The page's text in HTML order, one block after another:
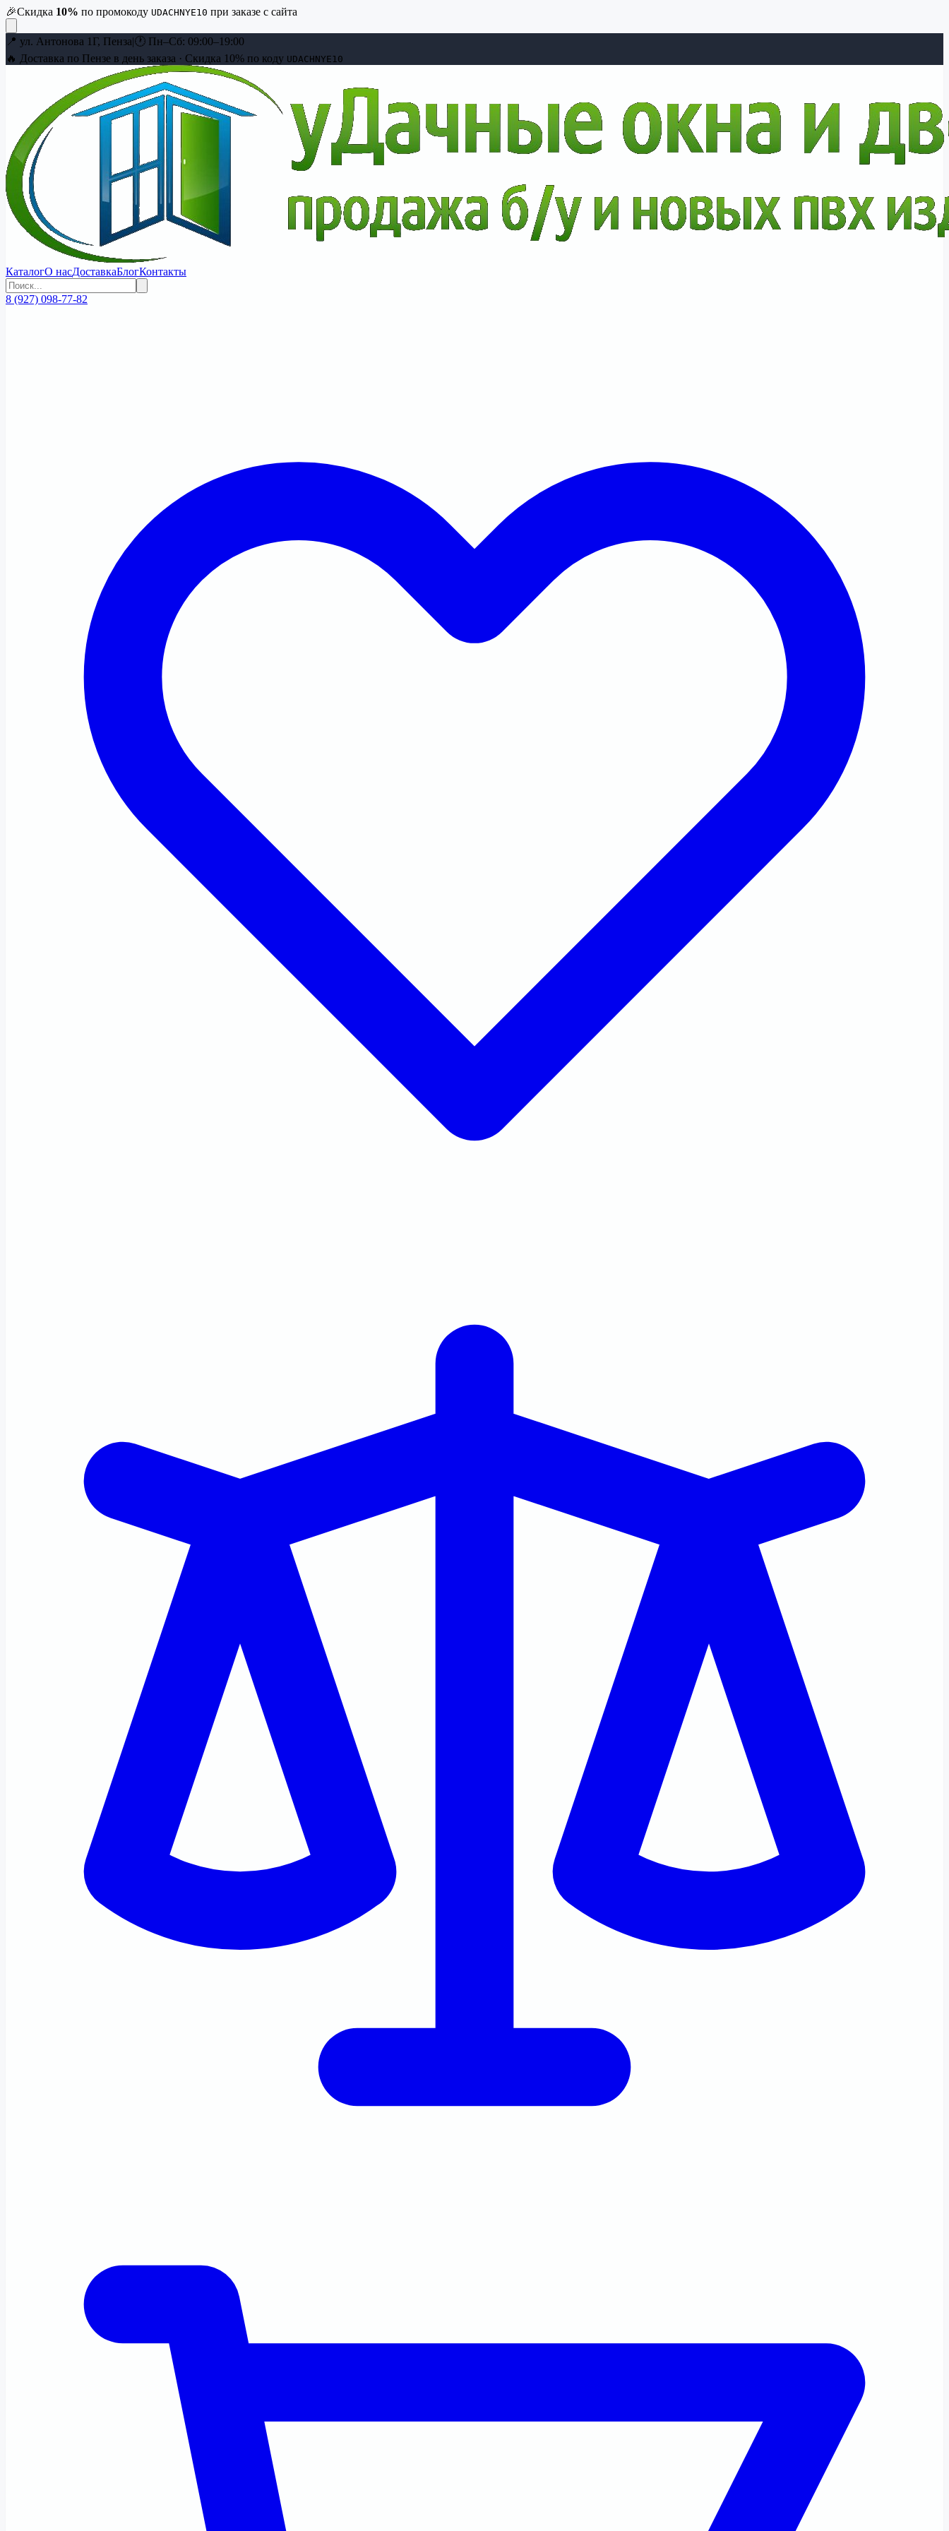
🎉Скидка 10% по промокоду UDACHNYE10 при заказе с сайта
📍 ул. Антонова 1Г, Пенза|🕐 Пн–Сб: 09:00–19:00
🔥 Доставка по Пензе в день заказа · Скидка 10% по коду UDACHNYE10
КаталогО насДоставкаБлогКонтакты
8 (927) 098-77-82